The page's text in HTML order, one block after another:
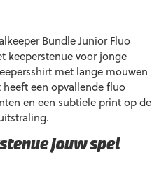
Bundle Junior Fluo
keeperstenue voor jonge
met lange mouwen
een opvallende fluo
en een subtiele print op de
jouw spel